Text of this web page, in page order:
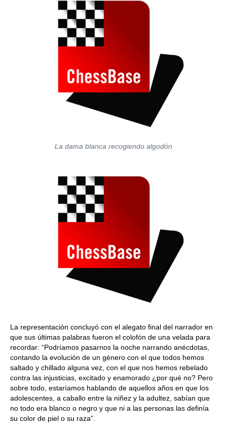
La dama blanca recogiendo algodón
La representación concluyó con el alegato final del narrador en
que sus últimas palabras fueron el colofón de una velada para
recordar: “Podríamos pasarnos la noche narrando anécdotas,
contando la evolución de un género con el que todos hemos
saltado y chillado alguna vez, con el que nos hemos rebelado
contra las injusticias, excitado y enamorado ¿por qué no? Pero
sobre todo, estaríamos hablando de aquellos años en que los
adolescentes, a caballo entre la niñez y la adultez, sabían que
no todo era blanco o negro y que ni a las personas las definía
su color de piel o su raza”.